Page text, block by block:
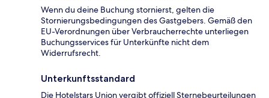
Wenn du deine Buchung stornierst, gelten die
Stornierungsbedingungen des Gastgebers. Gemäß den
EU-Verordnungen über Verbraucherrechte unterliegen
Buchungsservices für Unterkünfte nicht dem
Widerrufsrecht.
Unterkunftsstandard
Die Hotelstars Union vergibt offiziell Sternebeurteilungen